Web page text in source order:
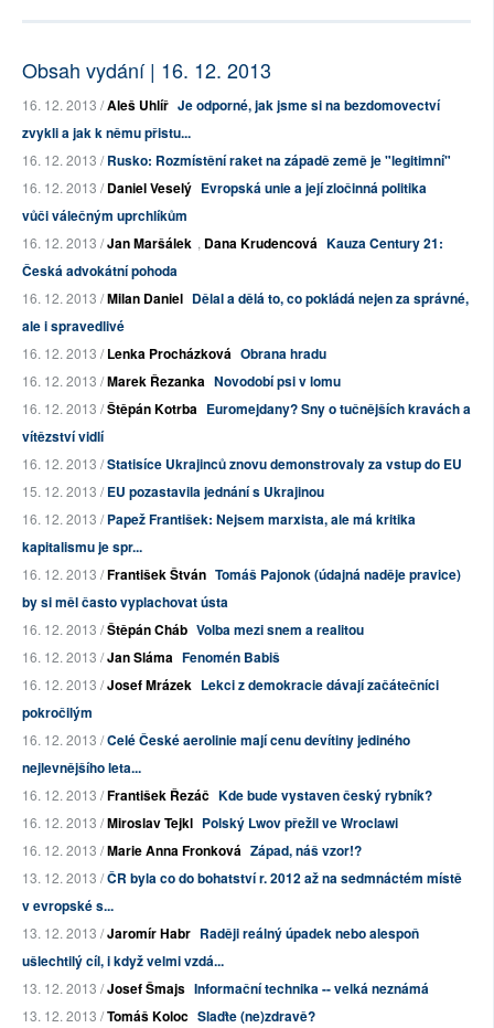
Obsah vydání | 16. 12. 2013
16. 12. 2013 /Aleš Uhlíř Je odporné, jak jsme si na bezdomovectví
zvykli a jak k němu přistu...
16. 12. 2013 /Rusko: Rozmístění raket na západě země je "legitimní"
16. 12. 2013 /Daniel Veselý Evropská unie a její zločinná politika
vůči válečným uprchlíkům
16. 12. 2013 /Jan Maršálek , Dana Krudencová Kauza Century 21:
Česká advokátní pohoda
16. 12. 2013 /Milan Daniel Dělal a dělá to, co pokládá nejen za správné,
ale i spravedlivé
16. 12. 2013 /Lenka Procházková Obrana hradu
16. 12. 2013 /Marek Řezanka Novodobí psi v lomu
16. 12. 2013 /Štěpán Kotrba Euromejdany? Sny o tučnějších kravách a
vítězství vidlí
16. 12. 2013 /Statisíce Ukrajinců znovu demonstrovaly za vstup do EU
15. 12. 2013 /EU pozastavila jednání s Ukrajinou
16. 12. 2013 /Papež František: Nejsem marxista, ale má kritika
kapitalismu je spr...
16. 12. 2013 /František Štván Tomáš Pajonok (údajná naděje pravice)
by si měl často vyplachovat ústa
16. 12. 2013 /Štěpán Cháb Volba mezi snem a realitou
16. 12. 2013 /Jan Sláma Fenomén Babiš
16. 12. 2013 /Josef Mrázek Lekci z demokracie dávají začátečníci
pokročilým
16. 12. 2013 /Celé České aerolinie mají cenu devítiny jediného
nejlevnějšího leta...
16. 12. 2013 /František Řezáč Kde bude vystaven český rybník?
16. 12. 2013 /Miroslav Tejkl Polský Lwov přežil ve Wroclawi
16. 12. 2013 /Marie Anna Fronková Západ, náš vzor!?
13. 12. 2013 /ČR byla co do bohatství r. 2012 až na sedmnáctém místě
v evropské s...
13. 12. 2013 /Jaromír Habr Raději reálný úpadek nebo alespoň
ušlechtilý cíl, i když velmi vzdá...
13. 12. 2013 /Josef Šmajs Informační technika -- velká neznámá
13. 12. 2013 /Tomáš Koloc Slaďte (ne)zdravě?